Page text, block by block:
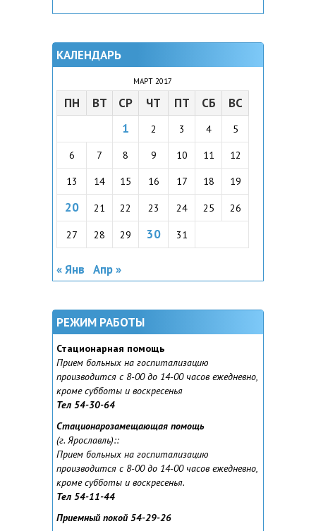
КАЛЕНДАРЬ
МАРТ 2017
ПН ВТ СР ЧТ ПТ СБ
ВС
1
2 3 4 5
6 7 8 9 10 11 12
13 14 15 16 17 18 19
20 21 22 23 24 25 26
27 28 29 30 31
« Янв Апр »
РЕЖИМ РАБОТЫ
Стационарная помощь
Прием больных на госпитализацию
производится с 8-00 до 14-00 часов ежедневно,
кроме субботы и воскресенья
Тел 54-30-64
Стационарозамещающая помощь
(г. Ярославль)::
Прием больных на госпитализацию
производится с 8-00 до 14-00 часов ежедневно,
кроме субботы и воскресенья.
Тел 54-11-44
Приемный покой 54-29-26